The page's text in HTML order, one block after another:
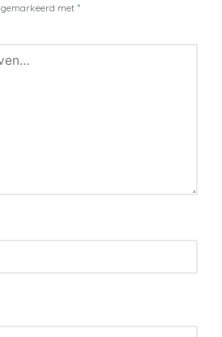
gemarkeerd met *